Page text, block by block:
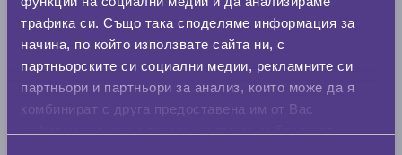
трафика си. Също така споделяме информация за
начина, по който използвате сайта ни, с
партньорските си социални медии, рекламните си
партньори и партньори за анализ, които може да я
комбинират с друга предоставена им от Вас
Стар размер